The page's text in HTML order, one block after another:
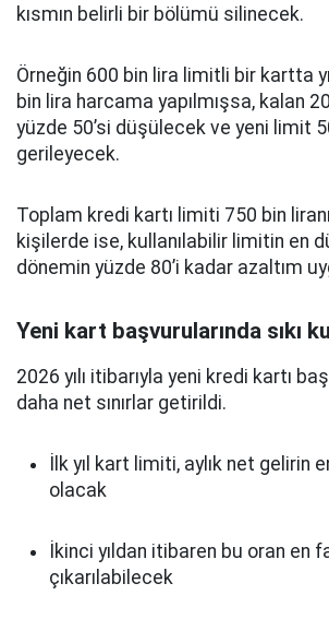
kısmın belirli bir bölümü silinecek.
Örneğin 600 bin lira limitli bir kartta
bin lira harcama yapılmışsa, kalan
yüzde 50’si düşülecek ve yeni limit
gerileyecek.
Toplam kredi kartı limiti 750 bin
kişilerde ise, kullanılabilir limitin en
dönemin yüzde 80’i kadar azaltım
Yeni kart başvurularında sıkı
2026 yılı itibarıyla yeni kredi kartı
daha net sınırlar getirildi.
İlk yıl kart limiti, aylık net gelirin
olacak
İkinci yıldan itibaren bu oran en
çıkarılabilecek